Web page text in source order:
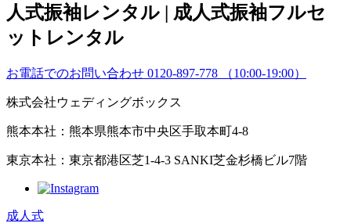
お電話でのお問い合わせ 0120-897-778 （10:00-19:00）
株式会社ウェディングボックス
熊本本社：熊本県熊本市中央区手取本町4-8
東京本社：東京都港区芝1-4-3 SANKI芝金杉橋ビル7階
成人式